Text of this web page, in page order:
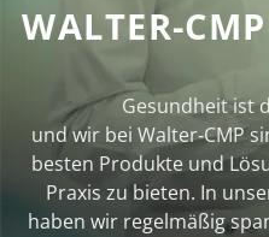
WALTER-
Gesundheit ist
und wir bei Walter‑CMP
besten Produkte und
Praxis zu bieten. In
haben wir regelmäßig